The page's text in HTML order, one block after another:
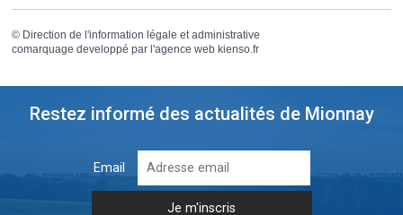
© Direction de l'information légale et administrative
comarquage developpé par l'agence web kienso.fr
Restez informé des actualités de Mionnay
Email